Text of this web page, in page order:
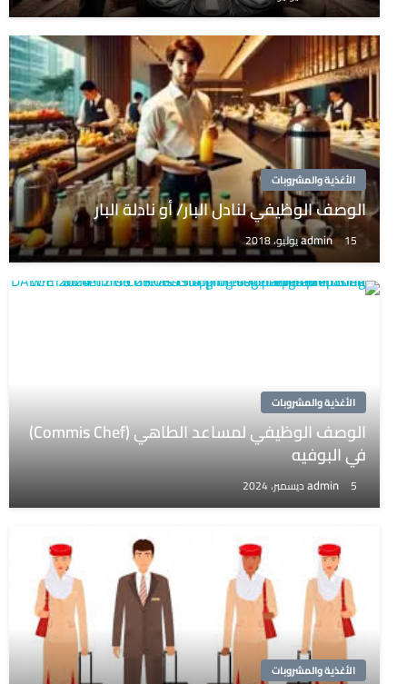
الأغذية والمشروبات
الوصف الوظيفي لنادل البار/ أو نادلة البار
admin 15 يوليو، 2018
الأغذية والمشروبات
الوصف الوظيفي لمساعد الطاهي (Commis Chef)
في البوفيه
admin 5 ديسمبر، 2024
الأغذية والمشروبات